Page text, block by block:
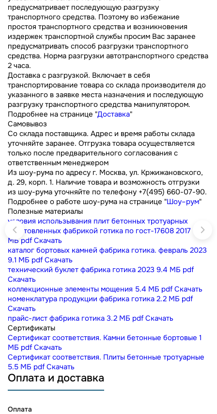
предусматривает последующую разгрузку
транспортного средства. Поэтому во избежание
простоя транспортного средства и возникновения
издержек транспортной службы просим Вас заранее
предусматривать способ разгрузки транспортного
средства. Норма разгрузки автотранспортного средства
2 часа.
Доставка с разгрузкой. Включает в себя
транспортирование товара со склада производителя до
указанного в заявке места назначения и последующую
разгрузку транспортного средства манипулятором.
Подробнее на странице "Доставка"
Самовывоз
Со склада поставщика. Адрес и время работы склада
уточняйте заранее. Отгрузка товара осуществляется
только после предварительного согласования с
ответственным менеджером
Из шоу-рума по адресу г. Москва, ул. Кржижановского,
д. 29, корп. 1. Наличие товара и возможность отгрузки
из шоу-рума уточняйте по телефону +7(495) 660-07-90.
Подробнее о работе шоу-рума на странице "Шоу–рум"
Полезные материалы
условия использывания плит бетонных тротуарных
изготовленных фабрикой готика по гост-17608 2017
0.3
МБ pdf Скачать
каталог бортовых камней фабрика готика. февраль 2023
9.1 МБ pdf Скачать
технический буклет фабрика готика 2023 9.4 МБ pdf
Скачать
коллекционные элементы мощения 5.4 МБ pdf Скачать
номенклатура продукции фабрика готика 2.2 МБ pdf
Скачать
прайс-лист фабрика готика 3.2 МБ pdf Скачать
Сертификаты
Сертификат соответствия. Камни бетонные бортовые 1
МБ pdf Скачать
Сертификат соответствия. Плиты бетонные тротуарные
5.5 МБ pdf Скачать
Оплата и доставка
Оплата